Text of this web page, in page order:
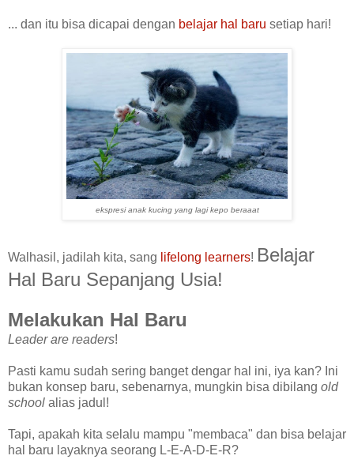
... dan itu bisa dicapai dengan belajar hal baru setiap hari!
ekspresi anak kucing yang lagi kepo beraaat
Walhasil, jadilah kita, sang lifelong learners! Belajar
Hal Baru Sepanjang Usia!
Melakukan Hal Baru
Leader are readers!
Pasti kamu sudah sering banget dengar hal ini, iya kan? Ini
bukan konsep baru, sebenarnya, mungkin bisa dibilang old
school alias jadul!
Tapi, apakah kita selalu mampu "membaca" dan bisa belajar
hal baru layaknya seorang L-E-A-D-E-R?